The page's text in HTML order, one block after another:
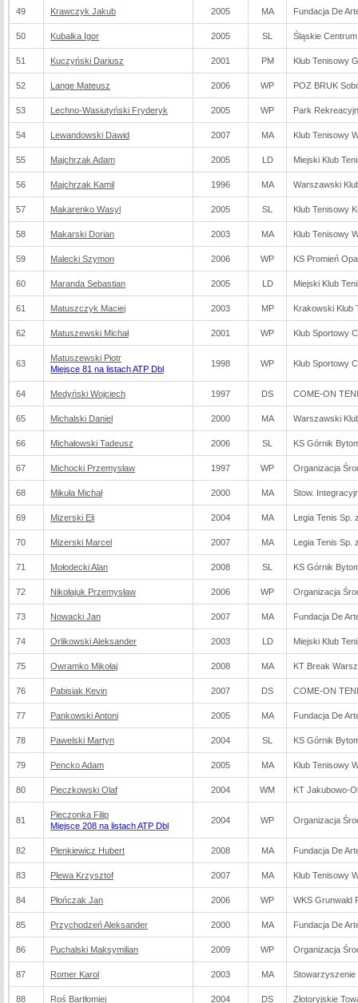
49 Krawczyk Jakub 2005 MA Fundacja De
50 Kubalka Igor 2005 SL Śląskie
51 Kuczyński Dariusz 2001 PM Klub Tenisowy
52 Lange Mateusz 2006 WP POZ BRUK
53 Lechno-Wasiutyński Fryderyk 2005 WP Park
54 Lewandowski Dawid 2007 MA Klub Tenisowy
55 Majchrzak Adam 2005 LD Miejski Klub
56 Majchrzak Kamil 1996 MA Warszawski
57 Makarenko Wasyl 2005 SL Klub Tenisowy
58 Makarski Dorian 2003 MA Klub Tenisowy
59 Malecki Szymon 2006 WP KS Promień
60 Maranda Sebastian 2005 LD Miejski Klub
61 Matuszczyk Maciej 2003 MP Krakowski Klub
62 Matuszewski Michał 2001 WP Klub Sportowy
63
Matuszewski Piotr
Miejsce 81 na listach ATP Dbl
1998 WP Klub Sportowy
64 Medyński Wojciech 1997 DS COME-ON
65 Michalski Daniel 2000 MA Warszawski
66 Michałowski Tadeusz 2006 SL KS Górnik
67 Michocki Przemysław 1997 WP Organizacja
68 Mikuła Michał 2000 MA Stow.
69 Mizerski Eli 2004 MA Legia Tenis Sp.
70 Mizerski Marcel 2007 MA Legia Tenis Sp.
71 Mołodecki Alan 2008 SL KS Górnik
72 Nikołajuk Przemysław 2006 WP Organizacja
73 Nowacki Jan 2007 MA Fundacja De
74 Orlikowski Aleksander 2003 LD Miejski Klub
75 Owramko Mikołaj 2008 MA KT Break
76 Pabisiak Kevin 2007 DS COME-ON
77 Pankowski Antoni 2005 MA Fundacja De
78 Pawelski Martyn 2004 SL KS Górnik
79 Pencko Adam 2005 MA Klub Tenisowy
80 Pieczkowski Olaf 2004 WM KT Jakubowo-
81
Pieczonka Filip
Miejsce 208 na listach ATP Dbl
2004 WP Organizacja
82 Plenkiewicz Hubert 2008 MA Fundacja De
83 Plewa Krzysztof 2007 MA Klub Tenisowy
84 Płończak Jan 2006 WP WKS Grunwald
85 Przychodzeń Aleksander 2000 MA Fundacja De
86 Puchalski Maksymilian 2009 WP Organizacja
87 Romer Karol 2003 MA Stowarzyszenie
88 Roś Bartłomiej 2004 DS Złotoryjskie